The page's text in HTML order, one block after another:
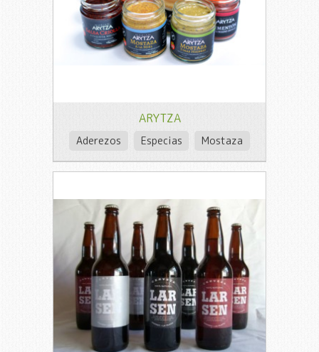
ARYTZA
Aderezos Especias Mostaza